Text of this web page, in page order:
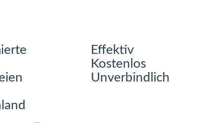
Effektiv
Kostenlos
Unverbindlich